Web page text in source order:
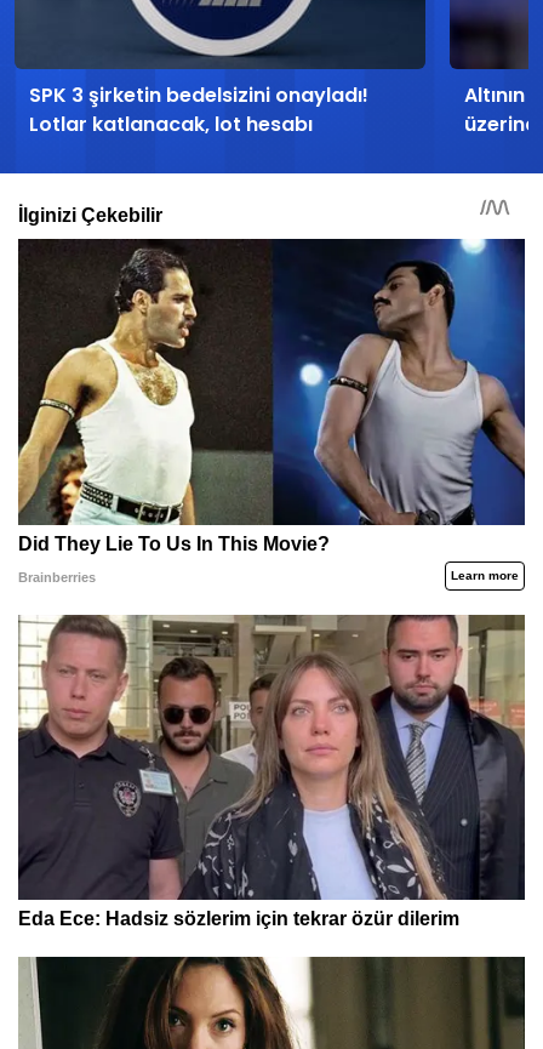
SPK 3 şirketin bedelsizini onayladı!
Lotlar katlanacak, lot hesabı
Altının